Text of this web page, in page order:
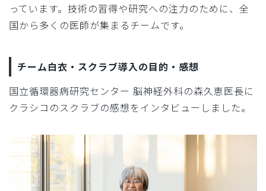
っています。技術の習得や研究への注力のために、全
国から多くの医師が集まるチームです。
チーム白衣・スクラブ導入の目的・感想
国立循環器病研究センター 脳神経外科の森久恵医長に
クラシコのスクラブの感想をインタビューしました。